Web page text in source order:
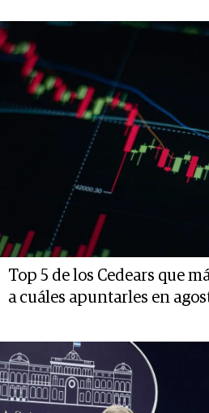
Top 5 de los Cedears que
a cuáles apuntarles en